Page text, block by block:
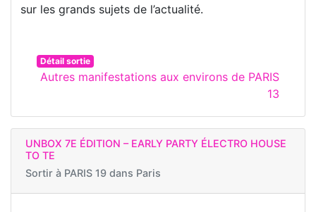
sur les grands sujets de l’actualité.
Détail sortie
Autres manifestations aux environs de PARIS
13
UNBOX 7E ÉDITION – EARLY PARTY ÉLECTRO HOUSE
TO TE
Sortir à PARIS 19 dans Paris